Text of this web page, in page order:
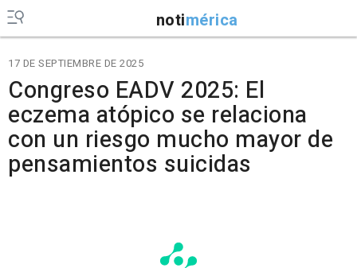
notimérica
17 DE SEPTIEMBRE DE 2025
Congreso EADV 2025: El
eczema atópico se relaciona
con un riesgo mucho mayor de
pensamientos suicidas